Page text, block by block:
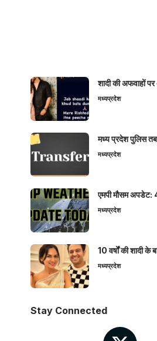
शादी की अफवाहों
मध्यप्रदेश
मध्य प्रदेश पुलिस
मध्यप्रदेश
एमपी मौसम अपडेट:
मध्यप्रदेश
10 वर्षों की शादी के
मध्यप्रदेश
Stay Connected